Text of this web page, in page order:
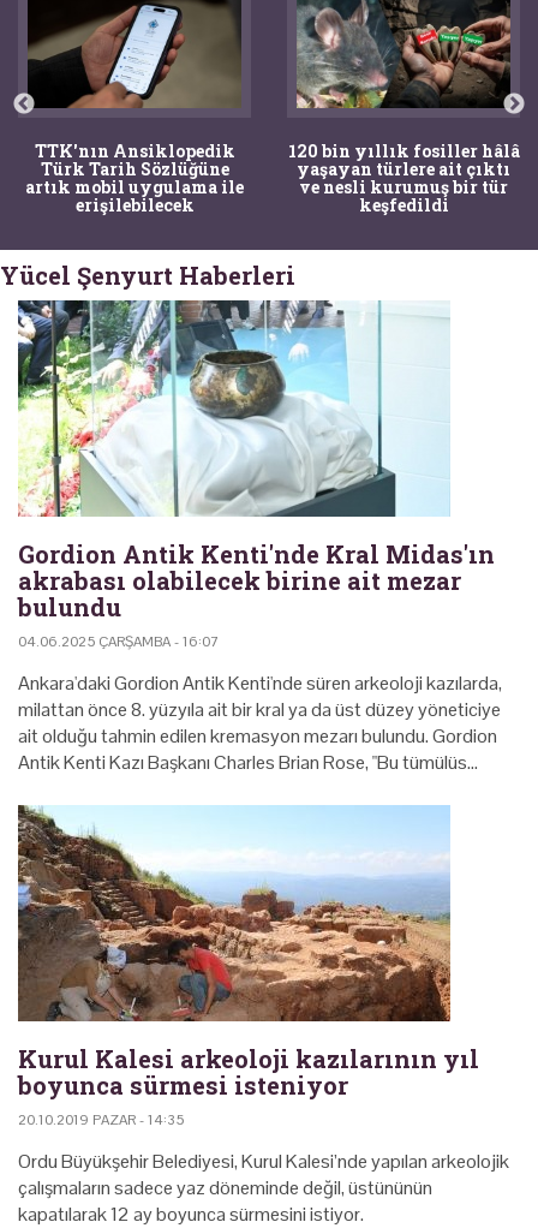
TTK'nın Ansiklopedik
Türk Tarih Sözlüğüne
artık mobil uygulama ile
erişilebilecek
120 bin yıllık fosiller hâlâ
yaşayan türlere ait çıktı
ve nesli kurumuş bir tür
keşfedildi
Yücel Şenyurt Haberleri
Gordion Antik Kenti'nde Kral Midas'ın
akrabası olabilecek birine ait mezar
bulundu
04.06.2025 ÇARŞAMBA - 16:07
Ankara'daki Gordion Antik Kenti'nde süren arkeoloji kazılarda,
milattan önce 8. yüzyıla ait bir kral ya da üst düzey yöneticiye
ait olduğu tahmin edilen kremasyon mezarı bulundu. Gordion
Antik Kenti Kazı Başkanı Charles Brian Rose, "Bu tümülüs…
Kurul Kalesi arkeoloji kazılarının yıl
boyunca sürmesi isteniyor
20.10.2019 PAZAR - 14:35
Ordu Büyükşehir Belediyesi, Kurul Kalesi’nde yapılan arkeolojik
çalışmaların sadece yaz döneminde değil, üstününün
kapatılarak 12 ay boyunca sürmesini istiyor.